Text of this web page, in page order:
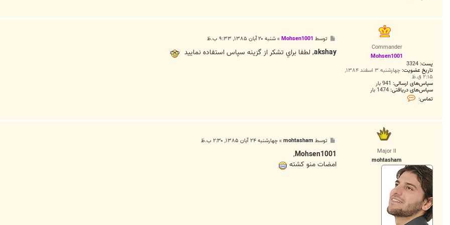
a
Commander
Mohsen1001
پست: 3324
تاریخ عضویت: چهارشنبه ۳ اسفند ۱۳۸۴,
۲:۱۵ ق.ظ
سپاس‌های ارسالی: 941 بار
سپاس‌های دریافتی: 1474 بار
تماس:
ت
M
0
0
1
ت
توسط Mohsen1001
»شنبه ۲۰ آبان ۱۳۸۵, ۹:۳۳ ب.ظ
akshay, لطفا براي تشکر از گزينه سپاس استفاده نماييد
Major II
mohtasham
ت
توسط mohtasham
»چهارشنبه ۲۴ آبان ۱۳۸۵, ۲:۳۰ ب.ظ
Mohsen1001
,
امضات منو كشته